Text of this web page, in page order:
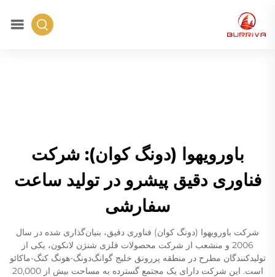
باورویهوا (دونگ کوان): شرکت
فناوری دقیق پیشرو در تولید ساعت
سفارشی
شرکت باورویهوا (دونگ کوان) فناوری دقیق، بنیان‌گذاری شده در سال
2006 و منشعب از شرکت محصولات فلزی شنژن لانکون، یکی از
تولیدکنندگان مطرح در منطقه پررونق خلیج گوانگ‌دونگ-هونگ کنگ-ماکائو
است. این شرکت دارای یک مجتمع گسترده به مساحت بیش از 20,000